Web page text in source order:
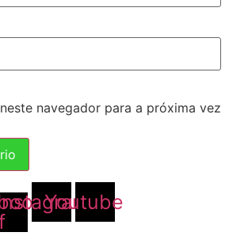
navegador para a próxima vez
Youtube